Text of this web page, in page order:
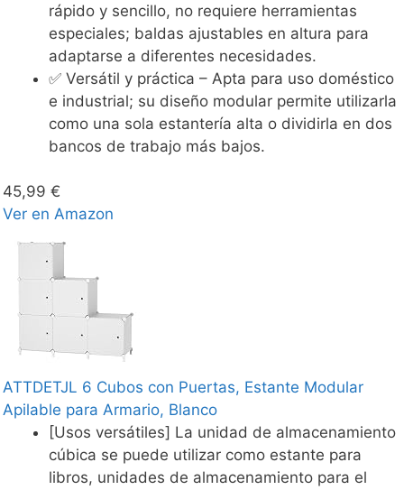
rápido y sencillo, no requiere herramientas
especiales; baldas ajustables en altura para
adaptarse a diferentes necesidades.
✅ Versátil y práctica – Apta para uso doméstico
e industrial; su diseño modular permite utilizarla
como una sola estantería alta o dividirla en dos
bancos de trabajo más bajos.
45,99 €
Ver en Amazon
ATTDETJL 6 Cubos con Puertas, Estante Modular
Apilable para Armario, Blanco
[Usos versátiles] La unidad de almacenamiento
cúbica se puede utilizar como estante para
libros, unidades de almacenamiento para el